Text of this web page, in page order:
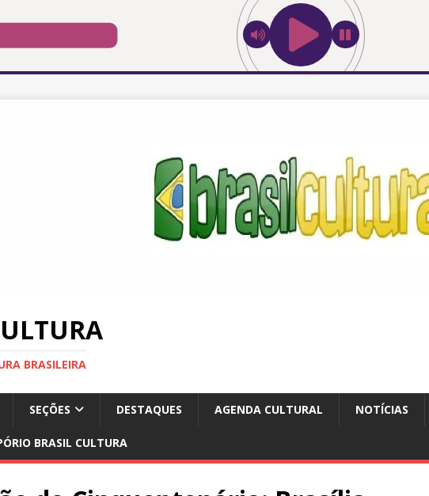
BRASILEIRA
SEÇÕES DESTAQUES AGENDA CULTURAL NOTÍCIAS
BRASIL CULTURA